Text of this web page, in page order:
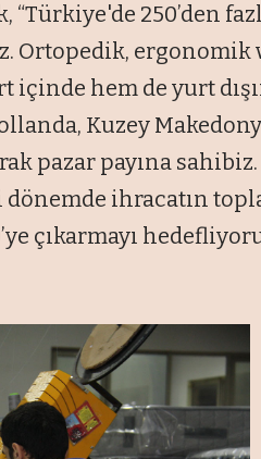
250’den
Ortopedik, ergonomik
hem de yurt
Kuzey
pazar payına sahibiz.
dönemde ihracatın
çıkarmayı